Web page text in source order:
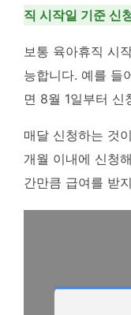
직 시작일 기준 신
보통 육아휴직 시
능합니다. 예를 들
면 8월 1일부터 신
매달 신청하는 것
개월 이내에 신청
간만큼 급여를 받